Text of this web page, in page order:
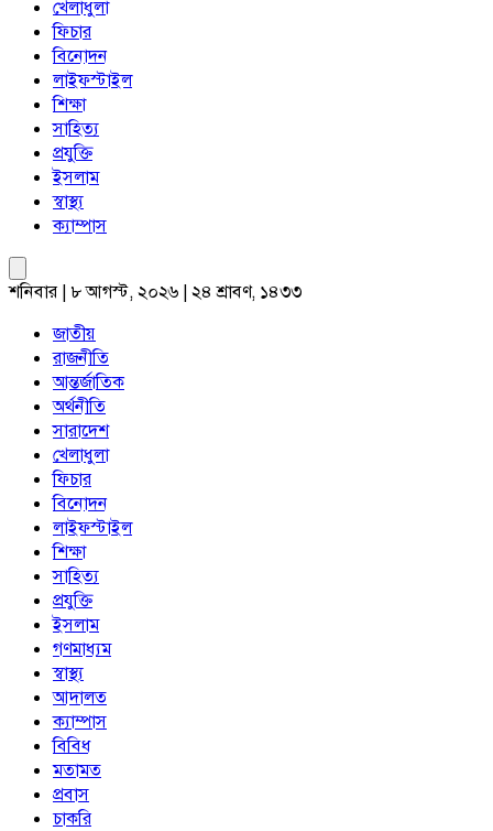
খেলাধুলা
ফিচার
বিনোদন
লাইফস্টাইল
শিক্ষা
সাহিত্য
প্রযুক্তি
ইসলাম
স্বাস্থ্য
ক্যাম্পাস
শনিবার | ৮ আগস্ট, ২০২৬ | ২৪ শ্রাবণ, ১৪৩৩
জাতীয়
রাজনীতি
আন্তর্জাতিক
অর্থনীতি
সারাদেশ
খেলাধুলা
ফিচার
বিনোদন
লাইফস্টাইল
শিক্ষা
সাহিত্য
প্রযুক্তি
ইসলাম
গণমাধ্যম
স্বাস্থ্য
আদালত
ক্যাম্পাস
বিবিধ
মতামত
প্রবাস
চাকরি